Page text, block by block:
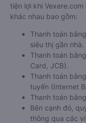
tiện lợi khi
khác nhau bao gồm:
Thanh toán
siêu thị gần nhà.
Thanh toán
Card, JCB).
Thanh toán
tuyến (Internet
Thanh toán
Bên cạnh đó,
thông qua các